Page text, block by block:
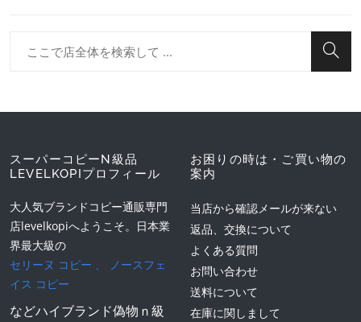
スーパーコピーN級品
LEVELKOPIプロフィール
大人気ブランドコピー通販専門
店levelkopiへようこそ。日本業
界最大級の
セリーヌ コピー
ノースフェ
イス コピー
などハイブランド偽物ｎ級
お困りの時は・ご買い物の
案内
当店から確認メールが来ない
返品、交換について
よくある質問
お問い合わせ
送料について
在庫に関しまして